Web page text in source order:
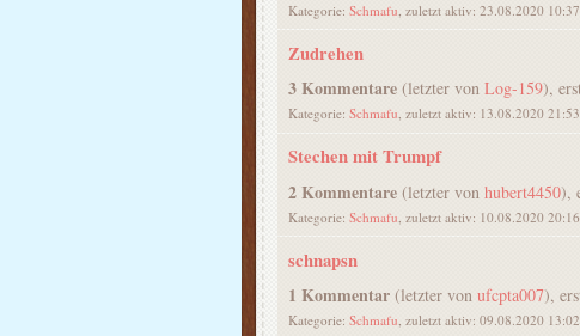
Kategorie: Schmafu, zuletzt aktiv: 23.08.2020 10:37
Zudrehen
3 Kommentare(letzter von Log-159),
Kategorie: Schmafu, zuletzt aktiv: 13.08.2020 21:53
Stechen mit Trumpf
2 Kommentare(letzter von hubert4450),
Kategorie: Schmafu , zuletzt aktiv: 10.08.2020 20:16
schnapsn
1 Kommentar(letzter von ufcpta007),
Kategorie: Schmafu, zuletzt aktiv: 09.08.2020 13:02